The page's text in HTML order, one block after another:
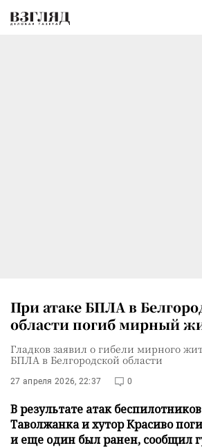
При атаке БПЛА в
области погиб мирный
Гладков заявил о гибели мирного
БПЛА в Белгородской области
27 апреля 2026, 22:37 0
В результате атак
Таволжанка и хутор Красиво
и еще один был ранен, сообщил